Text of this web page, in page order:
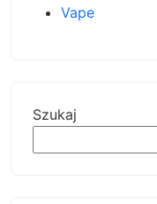
Vape
Szukaj